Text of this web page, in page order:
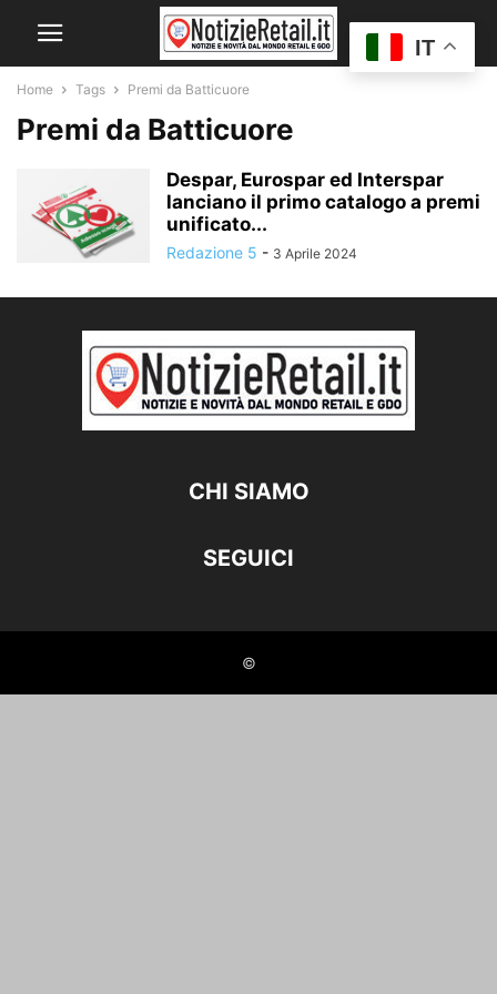
Home Tags Premi da Batticuore
Premi da Batticuore
Despar, Eurospar ed Interspar
lanciano il primo catalogo a premi
unificato...
Redazione 5 - 3 Aprile 2024
CHI SIAMO
SEGUICI
©
IT